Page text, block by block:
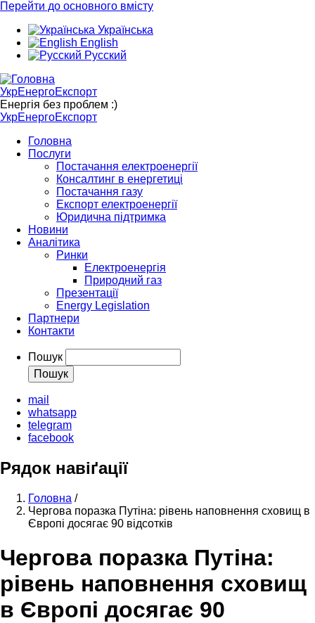
Перейти до основного вмісту
Українська
English
Русский
УкрЕнергоЕкспорт
Енергія без проблем :)
УкрЕнергоЕкспорт
Головна
Послуги
Постачання електроенергії
Консалтинг в енергетиці
Постачання газу
Експорт електроенергії
Юридична підтримка
Новини
Аналітика
Ринки
Електроенергія
Природний газ
Презентації
Energy Legislation
Партнери
Контакти
Пошук
mail
whatsapp
telegram
facebook
Рядок навіґації
Головна /
Чергова поразка Путіна: рівень наповнення сховищ в
Європі досягає 90 відсотків
Чергова поразка Путіна:
рівень наповнення сховищ
в Європі досягає 90